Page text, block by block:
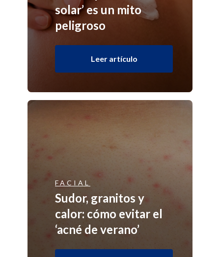
solar’ es un mito
peligroso
Leer artículo
FACIAL
Sudor, granitos y
calor: cómo evitar el
‘acné de verano’